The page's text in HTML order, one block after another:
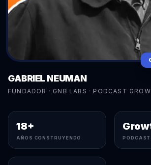
GABRIEL NEUMAN
FUNDADOR · GNB LABS · PODCAST
18+
AÑOS CONSTRUYENDO PODCAST